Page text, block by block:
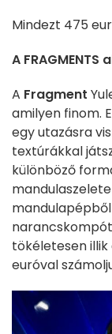
Mindezt 475
A
A Fragment
amilyen finom.
egy utazásra
textúrákkal
különböző
tökéletesen illik
euróval